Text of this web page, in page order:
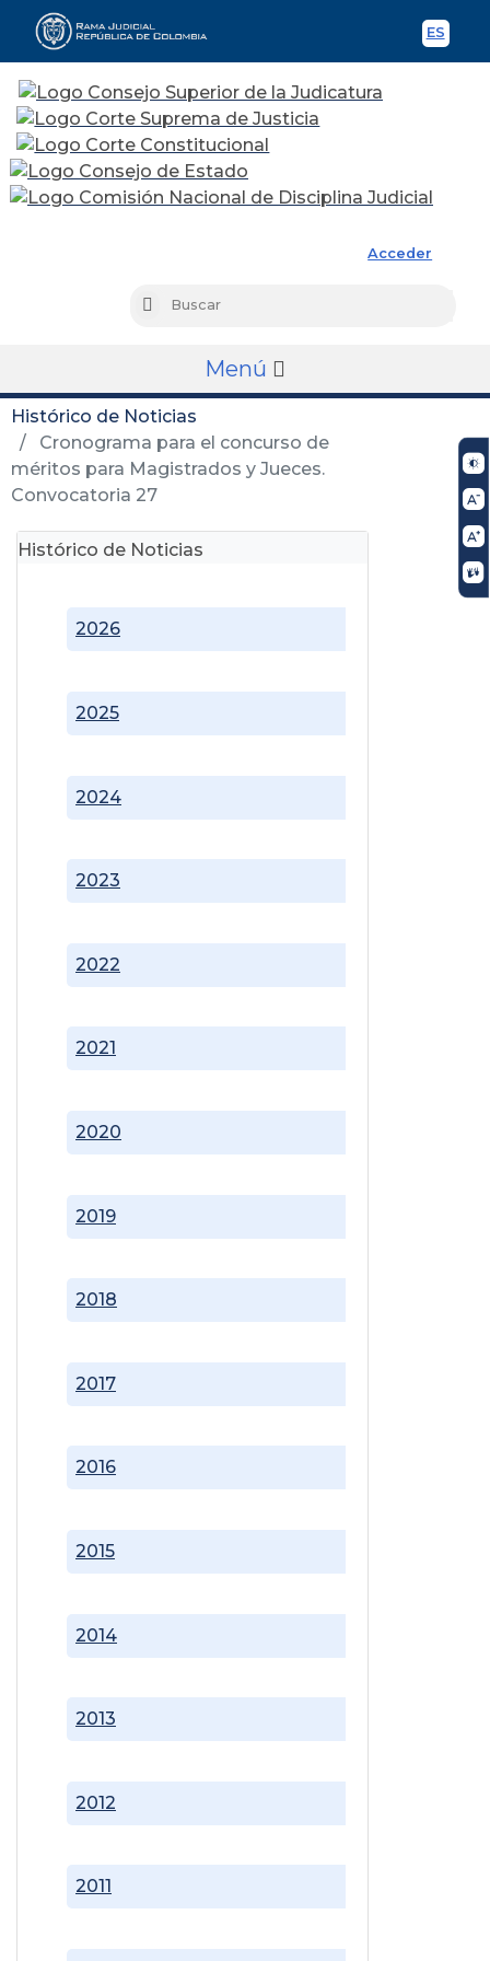
ES
Acceder
Buscar
Menú
Histórico de Noticias
Cronograma para el concurso de
méritos para Magistrados y Jueces.
Convocatoria 27
Histórico de Noticias
2011
2012
2013
2014
2015
2016
2017
2018
2019
2020
2021
2022
2023
2024
2025
2026